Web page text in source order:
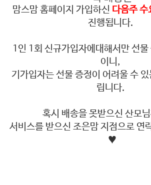
맘스맘 홈페이지 가입하신 다음주 수
진행됩니다.
1인 1회 신규가입자에대해서만 선
이니,
기가입자는 선물 증정이 어려울 수
립니다.
혹시 배송을 못받으신 산모
서비스를 받으신 조은맘 지점으로 연
♥